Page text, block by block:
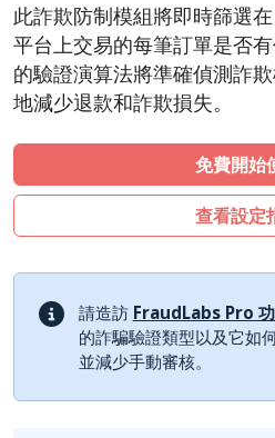
ZenCart
PinnacleCart
FoxyCart
Easy Digital Downloads
Ecwid by Lightspeed
Shopware
Sylius
此詐欺防制模組將即時篩選
平台上交易的每筆訂單是否
的驗證演算法將準確偵測詐
地減少退款和詐欺損失。
免費開始
查看設定
請造訪 FraudLabs Pro
的詐騙驗證類型以及它如
並減少手動審核。